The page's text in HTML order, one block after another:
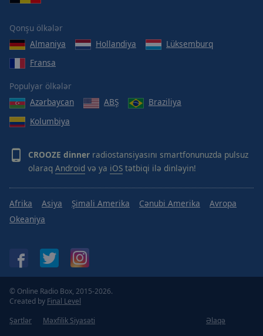
Family
Close
Modal
Dialog
End
dialog
window.
Qonşu ölkələr
Almaniya
Hollandiya
Lüksemburq
Fransa
Populyar ölkələr
Azərbaycan
ABŞ
Braziliya
Kolumbiya
CROOZE dinner radiostansiyasını smartfonunuzda pulsuz
olaraq Android və ya iOS tətbiqi ilə dinləyin!
Afrika Asiya Şimali Amerika Cənubi Amerika
Avropa
Okeaniya
© Online Radio Box, 2015-2026.
Created by Final Level
Şərtlər
Məxfilik Siyasəti
Əlaqə